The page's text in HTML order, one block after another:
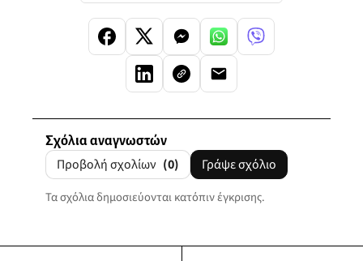
Σχόλια αναγνωστών
Προβολή σχολίων (0) Γράψε σχόλιο
Τα σχόλια δημοσιεύονται κατόπιν έγκρισης.